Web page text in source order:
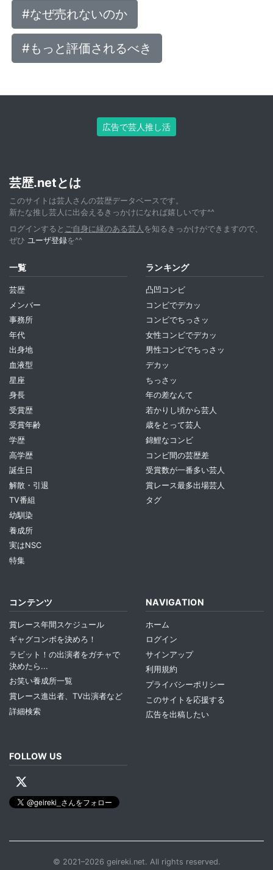
#なぜ売れないのか
#もっと評価されるべき
広告で芸人推し活
芸歴.netとは
このサイトは芸人さんの芸歴データベースです。
新たな推し芸人に出会えるきっかけになれば嬉しいです^^
ログインすると ご自身に縁のある芸人 を知るきっかけができますので、
ぜひ ユーザ登録を^^
一覧
芸歴
メンバー
事務所
年代
出身地
血液型
星座
身長
受賞歴
受賞年齢
学歴
高学歴
誕生日
解散・引退
TV番組
幼馴染
養成所
実はNSC
特集
ランキング
凸凹コンビ
コンビでデカッ
コンビでちっさッ
女性コンビでデカッ
男性コンビでちっさッ
デカッ
ちっさッ
年の差なんて
若かりし頃から芸人
歳をとって芸人
錦鯉なコンビ
コンビ間の芸歴差
受賞数が一番多い芸人
賞レース最多出場芸人
タグ
コンテンツ
賞レース年間スケジュール
ギャグコンボを決めろ！
ラビット！の出演者をガチャで
決めたら...
お笑い養成所一覧
賞レース進出者、TV出演者など
詳細検索
NAVIGATION
ホーム
ログイン
サインアップ
利用規約
プライバシーポリシー
このサイトを応援する
広告を出稿したい
FOLLOW US
© 2021–2026 geireki.net. All rights reserved.